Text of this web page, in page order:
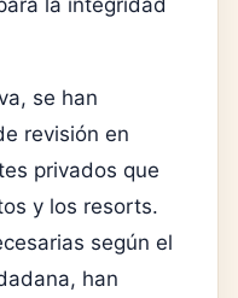
la integridad
se han
revisión en
privados que
y los resorts.
según el
han